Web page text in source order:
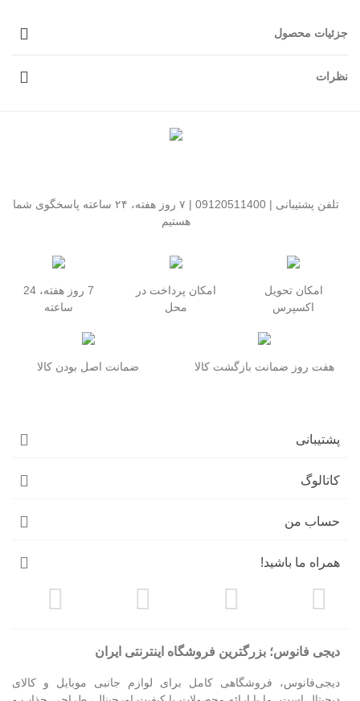
جزئیات محصول
نظرات
تلفن پشتیبانی | 09120511400 | ۷ روز هفته، ۲۴ ساعته پاسخگوی شما
هستیم
امکان تحویل
اکسپرس
امکان پرداخت در
محل
7 روز هفته، 24
ساعته
هفت روز ضمانت بازگشت کالا ضمانت اصل بودن کالا
پشتیبانی
کاتالوگ
حساب من
همراه ما باشید!
دیجی فانوس؛ بزرگترین فروشگاه اینترنتی ایران
دیجی‌فانوس، فروشگاهی کامل برای لوازم جانبی موبایل و کالای